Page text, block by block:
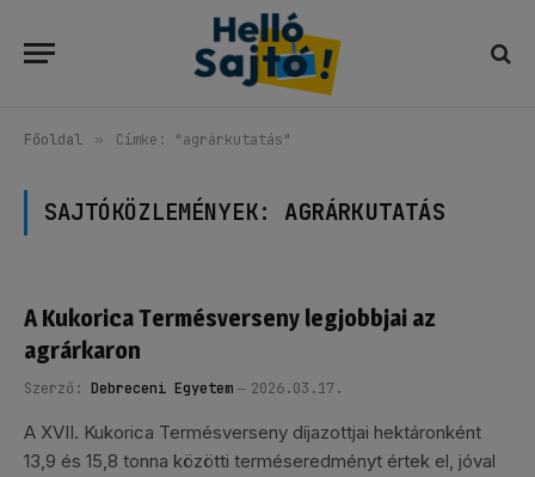
Főoldal » Címke: "agrárkutatás"
SAJTÓKÖZLEMÉNYEK:AGRÁRKUTATÁS
A Kukorica Termésverseny legjobbjai az
agrárkaron
Szerző: Debreceni Egyetem 2026.03.17.
A XVII. Kukorica Termésverseny díjazottjai hektáronként
13,9 és 15,8 tonna közötti terméseredményt értek el, jóval